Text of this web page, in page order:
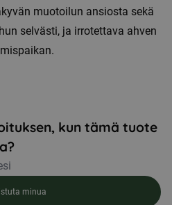
muotoilun ansiosta sekä
selvästi, ja irrotettava ahven
kun tämä tuote
minua